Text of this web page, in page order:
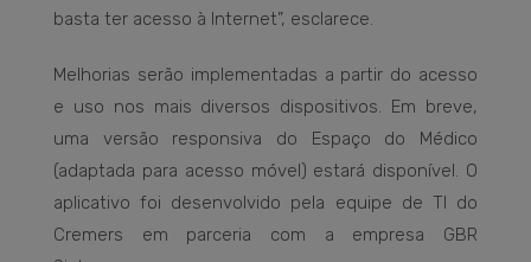
basta ter acesso à Internet”, esclarece.
Melhorias serão implementadas a partir do acesso
e uso nos mais diversos dispositivos. Em breve,
uma versão responsiva do Espaço do Médico
(adaptada para acesso móvel) estará disponível. O
aplicativo foi desenvolvido pela equipe de TI do
Cremers em parceria com a empresa GBR